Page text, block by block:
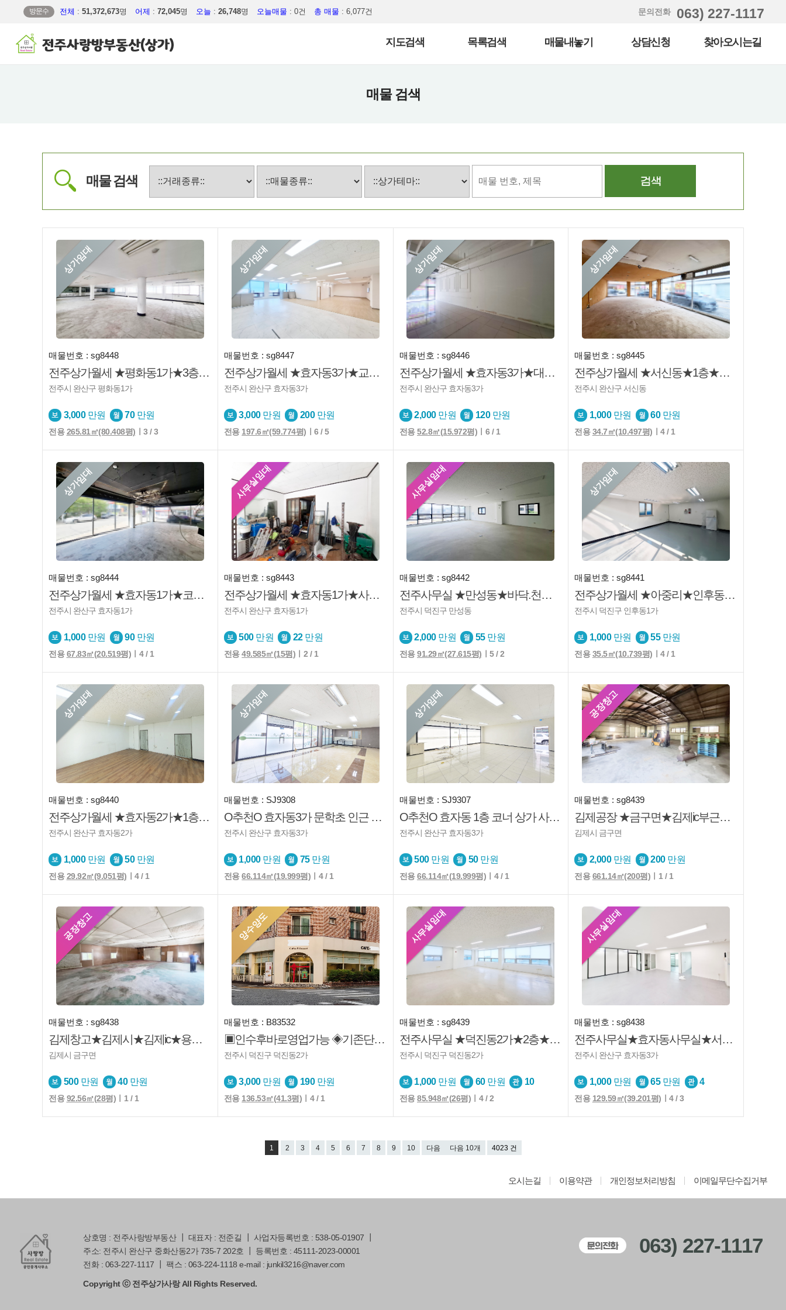
방문수 전체 : 51,372,673명 어제 : 72,045명 오늘 : 26,748명 오늘매물 : 0건 총 매물 : 6,077건 문의전화 063) 227-1117
지도검색 목록검색 매물내놓기 상담신청 찾아오시는길
매물 검색
매물 검색
상가임대
매물번호 : sg8448
전주상가월세 ★평화동1가★3층★사무실★교육업★운동시설등
전주시 완산구 평화동1가
3,000만원 70만원
전용265.81㎡(80.408평) ㅣ3 / 3
상가임대
매물번호 : sg8447
전주상가월세 ★효자동3가★교육업★운동시설★사무실등
전주시 완산구 효자동3가
3,000만원 200만원
전용 197.6㎡(59.774평) ㅣ6 / 5
상가임대
매물번호 : sg8446
전주상가월세 ★효자동3가★대로변★코너건물
전주시 완산구 효자동3가
2,000만원 120만원
전용52.8㎡(15.972평) ㅣ6 / 1
상가임대
매물번호 : sg8445
전주상가월세 ★서신동★1층★학교옆★사무실★미용업
전주시 완산구 서신동
1,000만원 60만원
전용34.7㎡(10.497평) ㅣ4 / 1
상가임대
매물번호 : sg8444
전주상가월세 ★효자동1가★코너상가★가시성굿★카페★소매점★미용업등
전주시 완산구 효자동1가
1,000만원 90만원
전용67.83㎡(20.519평) ㅣ4 / 1
사무실임대
매물번호 : sg8443
전주상가월세 ★효자동1가★사무실★내부화장실
전주시 완산구 효자동1가
500만원 22만원
전용49.585㎡(15평) ㅣ2 / 1
사무실임대
매물번호 : sg8442
전주사무실 ★만성동★바닥.천장시공완료★법원앞★깔끔한★가성비짱★보증금월세조정가능
전주시 덕진구 만성동
2,000만원 55만원
전용91.29㎡(27.615평) ㅣ5 / 2
상가임대
매물번호 : sg8441
전주상가월세 ★아중리★인후동1가★도로변★1층★깔끔★주차가능
전주시 덕진구 인후동1가
1,000만원 55만원
전용35.5㎡(10.739평) ㅣ4 / 1
상가임대
매물번호 : sg8440
전주상가월세 ★효자동2가★1층상가★깔끔★사무실★소매점등
전주시 완산구 효자동2가
1,000만원 50만원
전용29.92㎡(9.051평) ㅣ4 / 1
상가임대
매물번호 : SJ9308
O추천O 효자동3가 문학초 인근 주자편리 대로변 상가 추천매물
전주시 완산구 효자동3가
1,000만원 75만원
전용66.114㎡(19.999평) ㅣ4 / 1
상가임대
매물번호 : SJ9307
O추천O 효자동 1층 코너 상가 사무실·뷰티업 추천매물
전주시 완산구 효자동3가
500만원 50만원
전용66.114㎡(19.999평) ㅣ4 / 1
공장창고
매물번호 : sg8439
김제공장 ★금구면★김제ic부근★용도상공장★마당넓음
김제시 금구면
2,000만원 200만원
전용661.14㎡(200평) ㅣ1 / 1
공장창고
매물번호 : sg8438
김제창고★김제시★김제ic★용지리★창고형★사무실★마당넓음
김제시 금구면
500만원 40만원
전용92.56㎡(28평) ㅣ1 / 1
양수양도
매물번호 : B83532
▣인수후바로영업가능 ◈기존단골고객많음◎인근에 대단지 아파트 확장 ◐코너자리◐올리모델링
전주시 덕진구 덕진동2가
3,000만원 190만원
전용 136.53㎡(41.3평) ㅣ4 / 1
사무실임대
매물번호 : sg8439
전주사무실 ★덕진동2가★2층★사무실★엘베★주차편리
전주시 덕진구 덕진동2가
1,000만원 60만원 10
전용85.948㎡(26평) ㅣ4 / 2
사무실임대
매물번호 : sg8438
전주사무실★효자동사무실★서곡★주차가능★넓음★방분리★내부화자실
전주시 완산구 효자동3가
1,000만원 65만원 4
전용 129.59㎡(39.201평) ㅣ4 / 3
1 2 3 4 5 6 7 8 9 10 다음 다음 10개 4023 건
오시는길 이용약관 개인정보처리방침 이메일무단수집거부
상호명 : 전주사랑방부동산 ┃ 대표자 : 전준길 ┃ 사업자등록번호 : 538-05-01907 ┃
주소: 전주시 완산구 중화산동2가 735-7 202호 ┃ 등록번호 : 45111-2023-00001
전화 : 063-227-1117 ┃ 팩스 : 063-224-1118 e-mail : junkil3216@naver.com
Copyright ⓒ 전주상가사랑 All Rights Reserved.
063) 227-1117